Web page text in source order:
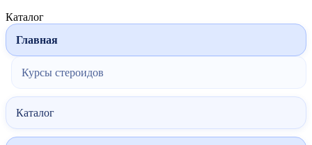
Каталог
Главная
Курсы стероидов
Каталог